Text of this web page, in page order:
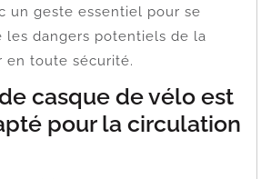
un geste essentiel pour se
les dangers potentiels de la
en toute sécurité.
casque de vélo est
pour la circulation